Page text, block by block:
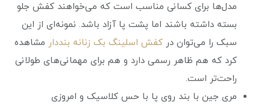
مدل‌ها برای کسانی مناسب است که می‌خواهند کفش جلو
بسته داشته باشند اما پشت پا آزاد باشد. نمونه‌ای از این
سبک را می‌توان در کفش اسلینگ‌ بک زنانه بنددار مشاهده
کرد که هم ظاهر رسمی دارد و هم برای مهمانی‌های طولانی
راحت‌تر است.
مری‌ جین با بند روی پا با حس کلاسیک و امروزی